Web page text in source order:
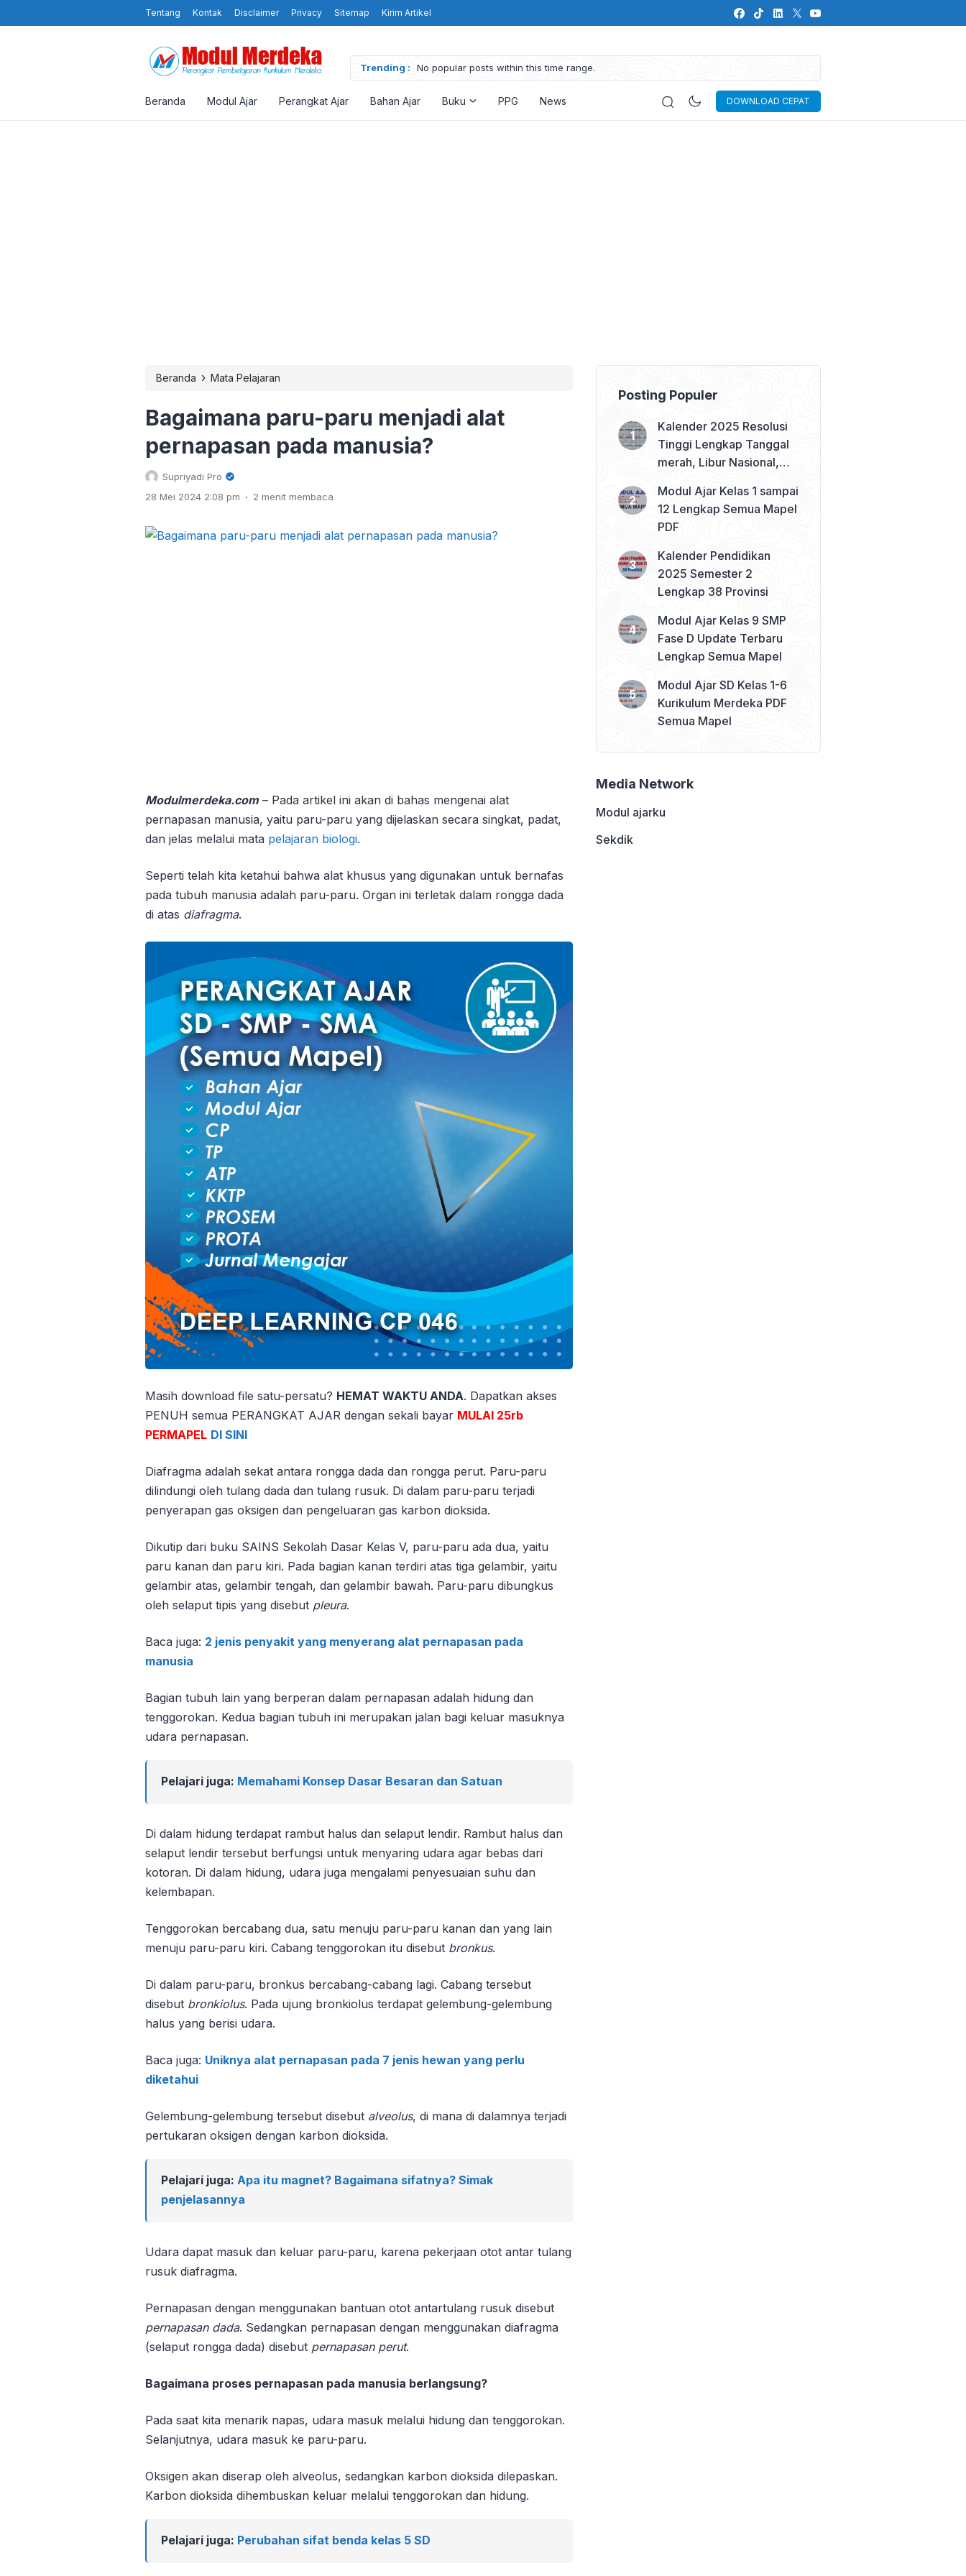
Tentang Kontak Disclaimer Privacy Sitemap Kirim Artikel
Trending : No popular posts within this time range.
DOWNLOAD CEPAT
Beranda Modul Ajar Perangkat Ajar Bahan Ajar Buku PPG News
Beranda › Mata Pelajaran
Bagaimana paru-paru menjadi alat
pernapasan pada manusia?
Supriyadi Pro
28 Mei 2024 2:08 pm . 2 menit membaca
Modulmerdeka.com– Pada artikel ini akan di bahas mengenai alat
pernapasan manusia, yaitu paru-paru yang dijelaskan secara singkat, padat,
dan jelas melalui mata pelajaran biologi.
Seperti telah kita ketahui bahwa alat khusus yang digunakan untuk bernafas
pada tubuh manusia adalah paru-paru. Organ ini terletak dalam rongga dada
di atas diafragma.
Masih download file satu-persatu? HEMAT WAKTU ANDA. Dapatkan akses
PENUH semua PERANGKAT AJAR dengan sekali bayar MULAI 25rb
PERMAPEL DI SINI
Diafragma adalah sekat antara rongga dada dan rongga perut. Paru-paru
dilindungi oleh tulang dada dan tulang rusuk. Di dalam paru-paru terjadi
penyerapan gas oksigen dan pengeluaran gas karbon dioksida.
Dikutip dari buku SAINS Sekolah Dasar Kelas V, paru-paru ada dua, yaitu
paru kanan dan paru kiri. Pada bagian kanan terdiri atas tiga gelambir, yaitu
gelambir atas, gelambir tengah, dan gelambir bawah. Paru-paru dibungkus
oleh selaput tipis yang disebut pleura.
Baca juga: 2 jenis penyakit yang menyerang alat pernapasan pada
manusia
Bagian tubuh lain yang berperan dalam pernapasan adalah hidung dan
tenggorokan. Kedua bagian tubuh ini merupakan jalan bagi keluar masuknya
udara pernapasan.
Pelajari juga: Memahami Konsep Dasar Besaran dan Satuan
Di dalam hidung terdapat rambut halus dan selaput lendir. Rambut halus dan
selaput lendir tersebut berfungsi untuk menyaring udara agar bebas dari
kotoran. Di dalam hidung, udara juga mengalami penyesuaian suhu dan
kelembapan.
Tenggorokan bercabang dua, satu menuju paru-paru kanan dan yang lain
menuju paru-paru kiri. Cabang tenggorokan itu disebut bronkus.
Di dalam paru-paru, bronkus bercabang-cabang lagi. Cabang tersebut
disebut bronkiolus. Pada ujung bronkiolus terdapat gelembung-gelembung
halus yang berisi udara.
Baca juga: Uniknya alat pernapasan pada 7 jenis hewan yang perlu
diketahui
Gelembung-gelembung tersebut disebut alveolus, di mana di dalamnya terjadi
pertukaran oksigen dengan karbon dioksida.
Pelajari juga: Apa itu magnet? Bagaimana sifatnya? Simak
penjelasannya
Udara dapat masuk dan keluar paru-paru, karena pekerjaan otot antar tulang
rusuk diafragma.
Pernapasan dengan menggunakan bantuan otot antartulang rusuk disebut
pernapasan dada. Sedangkan pernapasan dengan menggunakan diafragma
(selaput rongga dada) disebut pernapasan perut.
Bagaimana proses pernapasan pada manusia berlangsung?
Pada saat kita menarik napas, udara masuk melalui hidung dan tenggorokan.
Selanjutnya, udara masuk ke paru-paru.
Oksigen akan diserap oleh alveolus, sedangkan karbon dioksida dilepaskan.
Karbon dioksida dihembuskan keluar melalui tenggorokan dan hidung.
Pelajari juga: Perubahan sifat benda kelas 5 SD
Posting Populer
Kalender 2025 Resolusi
Tinggi Lengkap Tanggal
merah, Libur Nasional,
Modul Ajar Kelas 1 sampai
12 Lengkap Semua Mapel
PDF
Kalender Pendidikan
2025 Semester 2
Lengkap 38 Provinsi
Modul Ajar Kelas 9 SMP
Fase D Update Terbaru
Lengkap Semua Mapel
Modul Ajar SD Kelas 1-6
Kurikulum Merdeka PDF
Semua Mapel
Media Network
Modul ajarku
Sekdik